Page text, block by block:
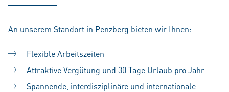
An unserem Standort in Penzberg bieten wir Ihnen:
Flexible Arbeitszeiten
Attraktive Vergütung und 30 Tage Urlaub pro Jahr
Spannende, interdisziplinäre und internationale